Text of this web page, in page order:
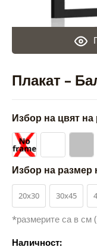
Плакат –
Избор на цвят на
Избор на размер
20x30 30x45
*размерите са в см
Наличност: